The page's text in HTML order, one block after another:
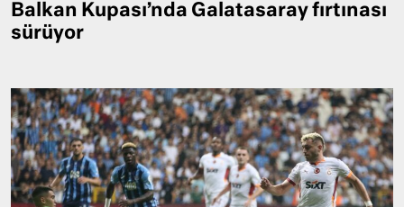
Balkan Kupası’nda Galatasaray fırtınası
sürüyor